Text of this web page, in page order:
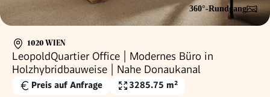
360°-Rundgang
1020 WIEN
LeopoldQuartier Office | Modernes Büro in
Holzhybridbauweise | Nahe Donaukanal
Preis auf Anfrage Nutzfläche
3285.75 m²